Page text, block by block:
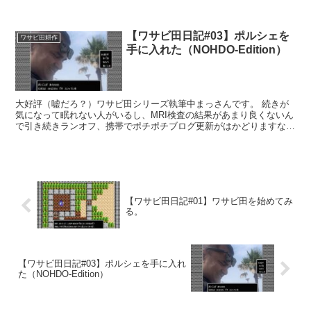
ワサビ田耕作
【ワサビ田日記#03】ポルシェを
手に入れた（NOHDO-Edition）
大好評（嘘だろ？）ワサビ田シリーズ執筆中まっさんです。 続きが
気になって眠れない人がいるし、MRI検査の結果があまり良くないん
で引き続きランオフ、携帯でポチポチブログ更新がはかどりますな
【ワサビ田日記#01】ワサビ田を始めてみ
る。
【ワサビ田日記#03】ポルシェを手に入れ
た（NOHDO-Edition）